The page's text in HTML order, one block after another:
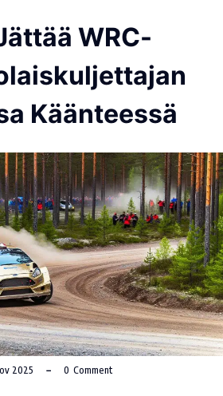
WRC-
Käänteessä
2025 0 Comment